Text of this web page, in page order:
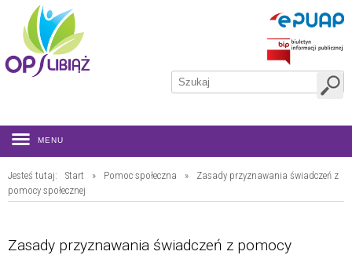
MENU
Jesteś tutaj: Start » Pomoc społeczna »
Zasady przyznawania świadczeń z
pomocy społecznej
Zasady przyznawania świadczeń z pomocy